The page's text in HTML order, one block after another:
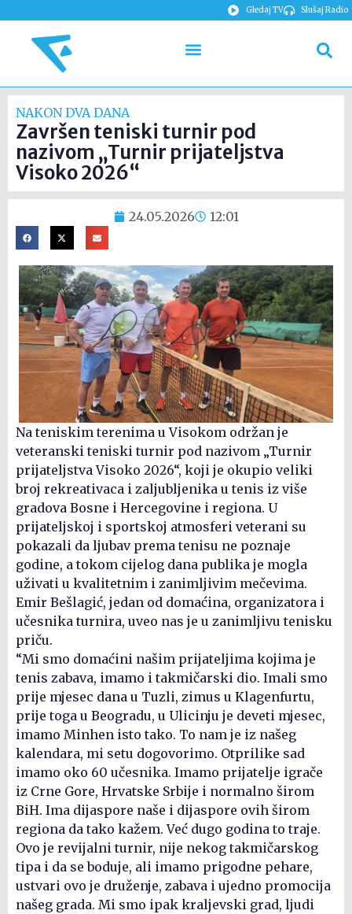
Gledaj TV Slušaj Radio
NAKON DVA DANA
Završen teniski turnir pod
nazivom „Turnir prijateljstva
Visoko 2026“
24.05.2026 12:01
Na teniskim terenima u Visokom održan je
veteranski teniski turnir pod nazivom „Turnir
prijateljstva Visoko 2026“, koji je okupio veliki
broj rekreativaca i zaljubljenika u tenis iz više
gradova Bosne i Hercegovine i regiona. U
prijateljskoj i sportskoj atmosferi veterani su
pokazali da ljubav prema tenisu ne poznaje
godine, a tokom cijelog dana publika je mogla
uživati u kvalitetnim i zanimljivim mečevima.
Emir Bešlagić, jedan od domaćina, organizatora i
učesnika turnira, uveo nas je u zanimljivu tenisku
priču.
“Mi smo domaćini našim prijateljima kojima je
tenis zabava, imamo i takmičarski dio. Imali smo
prije mjesec dana u Tuzli, zimus u Klagenfurtu,
prije toga u Beogradu, u Ulicinju je deveti mjesec,
imamo Minhen isto tako. To nam je iz našeg
kalendara, mi setu dogovorimo. Otprilike sad
imamo oko 60 učesnika. Imamo prijatelje igrače
iz Crne Gore, Hrvatske Srbije i normalno širom
BiH. Ima dijaspore naše i dijaspore ovih širom
regiona da tako kažem. Već dugo godina to traje.
Ovo je revijalni turnir, nije nekog takmičarskog
tipa i da se boduje, ali imamo prigodne pehare,
ustvari ovo je druženje, zabava i ujedno promocija
našeg grada. Mi smo ipak kraljevski grad, ljudi